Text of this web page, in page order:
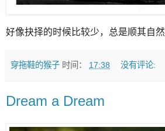
好像抉择的时候比较少，总是顺其自然
穿拖鞋的猴子 时间： 17:38 没有评论:
Dream a Dream